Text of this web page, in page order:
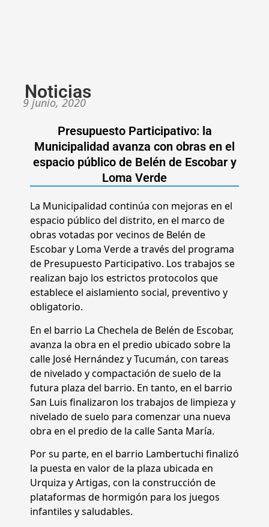
Noticias
9 junio, 2020
Presupuesto Participativo: la
Municipalidad avanza con obras en el
espacio público de Belén de Escobar y
Loma Verde
La Municipalidad continúa con mejoras en el
espacio público del distrito, en el marco de
obras votadas por vecinos de Belén de
Escobar y Loma Verde a través del programa
de Presupuesto Participativo. Los trabajos se
realizan bajo los estrictos protocolos que
establece el aislamiento social, preventivo y
obligatorio.
En el barrio La Chechela de Belén de Escobar,
avanza la obra en el predio ubicado sobre la
calle José Hernández y Tucumán, con tareas
de nivelado y compactación de suelo de la
futura plaza del barrio. En tanto, en el barrio
San Luis finalizaron los trabajos de limpieza y
nivelado de suelo para comenzar una nueva
obra en el predio de la calle Santa María.
Por su parte, en el barrio Lambertuchi finalizó
la puesta en valor de la plaza ubicada en
Urquiza y Artigas, con la construcción de
plataformas de hormigón para los juegos
infantiles y saludables.